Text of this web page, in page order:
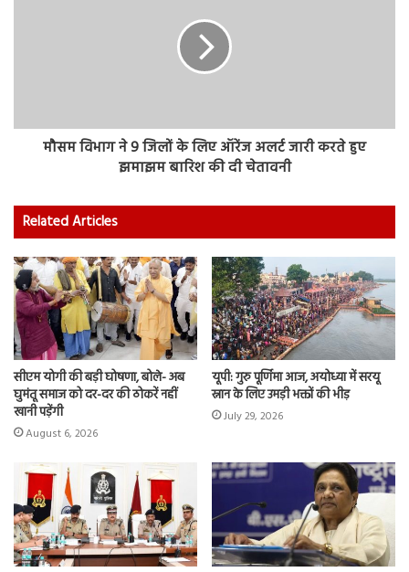
मौसम विभाग ने 9 जिलों के लिए ऑरेंज अलर्ट जारी करते हुए
झमाझम बारिश की दी चेतावनी
Related Articles
सीएम योगी की बड़ी घोषणा, बोले- अब
घुमंतू समाज को दर-दर की ठोकरें नहीं
खानी पड़ेंगी
August 6, 2026
यूपी: गुरु पूर्णिमा आज, अयोध्या में सरयू
स्नान के लिए उमड़ी भक्तों की भीड़
July 29, 2026